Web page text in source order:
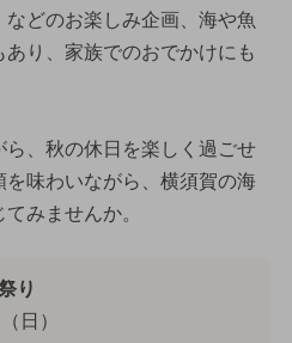
どのお楽しみ企画、海や魚
り、家族でのおでかけにも
、秋の休日を楽しく過ごせ
味わいながら、横須賀の海
みませんか。
り
日）